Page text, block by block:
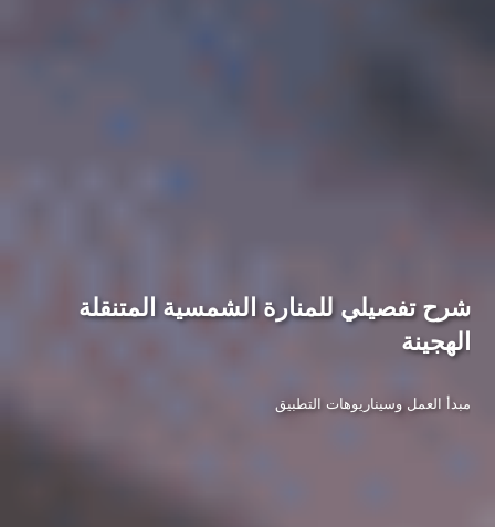
شرح تفصيلي للمنارة الشمسية المتنقلة
الهجينة
مبدأ العمل وسيناريوهات التطبيق